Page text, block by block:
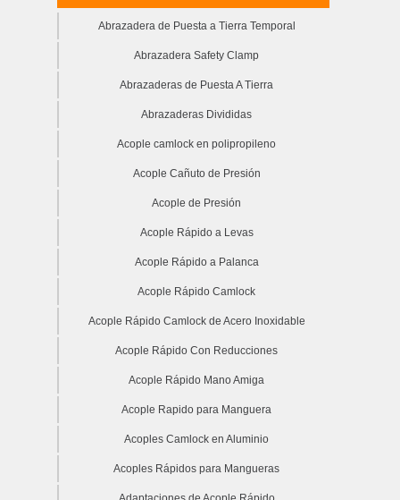
Abrazadera de Puesta a Tierra Temporal
Abrazadera Safety Clamp
Abrazaderas de Puesta A Tierra
Abrazaderas Divididas
Acople camlock en polipropileno
Acople Cañuto de Presión
Acople de Presión
Acople Rápido a Levas
Acople Rápido a Palanca
Acople Rápido Camlock
Acople Rápido Camlock de Acero Inoxidable
Acople Rápido Con Reducciones
Acople Rápido Mano Amiga
Acople Rapido para Manguera
Acoples Camlock en Aluminio
Acoples Rápidos para Mangueras